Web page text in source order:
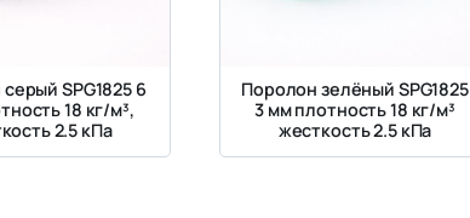
SPG1825 6
18 кг/м³,
2.5 кПа
Поролон зелёный SPG1825
3 мм плотность 18 кг/м³
жесткость 2.5 кПа